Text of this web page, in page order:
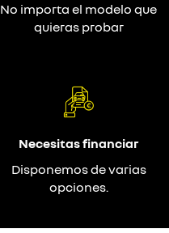
No importa el modelo que
quieras probar
Necesitas financiar
Disponemos de varias
opciones.